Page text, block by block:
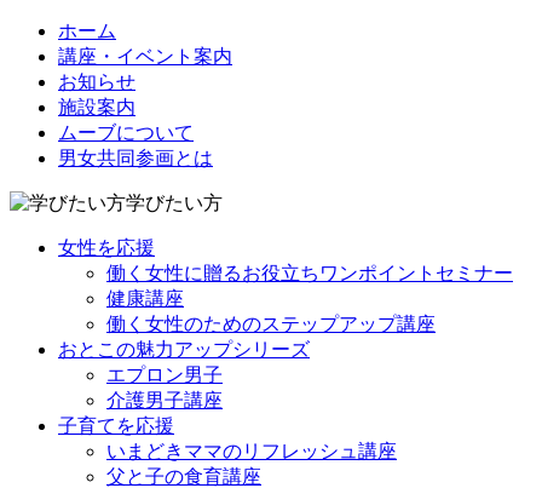
ホーム
講座・イベント案内
お知らせ
施設案内
ムーブについて
男女共同参画とは
学びたい方
女性を応援
働く女性に贈るお役立ちワンポイントセミナー
健康講座
働く女性のためのステップアップ講座
おとこの魅力アップシリーズ
エプロン男子
介護男子講座
子育てを応援
いまどきママのリフレッシュ講座
父と子の食育講座